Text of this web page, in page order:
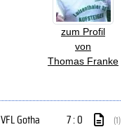
zum Profil
von
Thomas Franke
VFL Gotha 7 : 0 (1)